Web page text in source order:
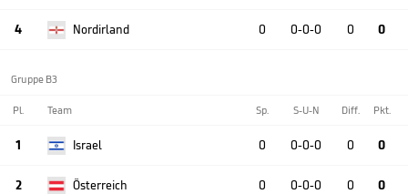
4 Nordirland 0 0-0-0 0 0
Gruppe B3
Pl. Team Sp. S-U-N Diff. Pkt.
1 Israel 0 0-0-0 0 0
2 Österreich 0 0-0-0 0 0